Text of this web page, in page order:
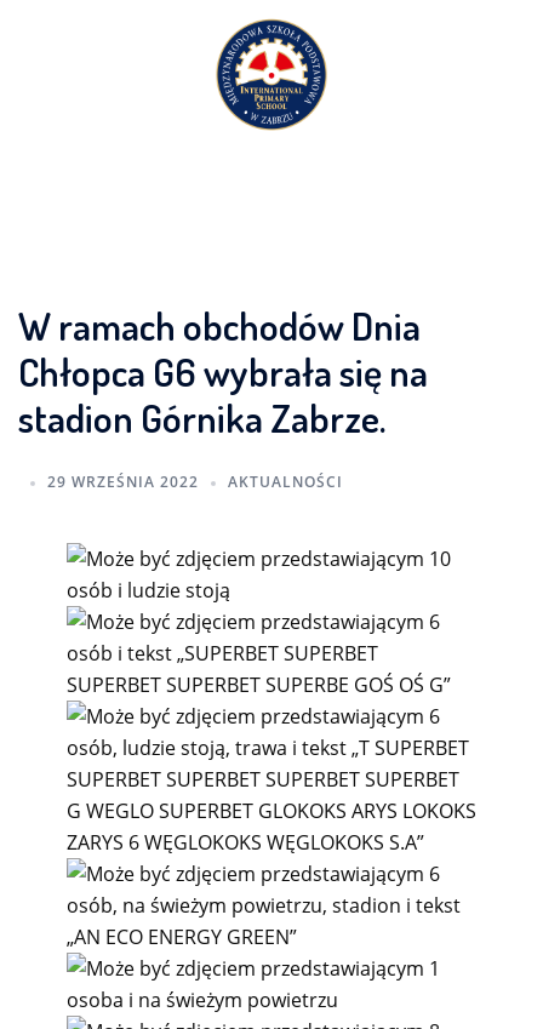
W ramach obchodów Dnia
Chłopca G6 wybrała się na
stadion Górnika Zabrze.
29 WRZEŚNIA 2022 AKTUALNOŚCI